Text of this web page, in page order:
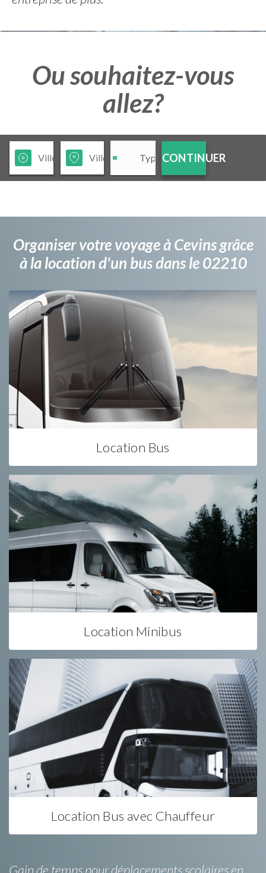
Ou souhaitez-vous
allez?
CONTINUER
Organiser votre voyage à Cevins grâce
à la location d'un bus dans le 02210
Location Bus
Location Minibus
Location Bus avec Chauffeur
Gain de temps pour déplacements scolaires en